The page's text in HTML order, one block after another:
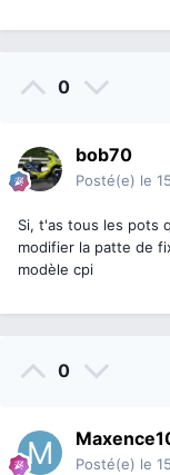
0
bob70
Posté(e) le
Si, t'as tous les pots
modifier la patte de
modèle cpi
0
Posté(e) le